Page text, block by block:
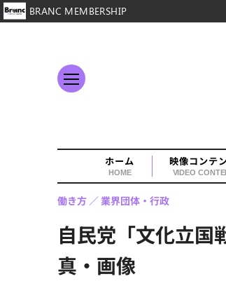
ホーム
HOME
映像コンテ
VIDEO
自民党「文化立国
真・画像
働き方 業界団体・行政
BRANC MEMBERSHIP